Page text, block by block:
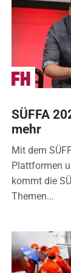
SÜFFA
mehr
Mit dem
Plattformen
kommt die
Themen...